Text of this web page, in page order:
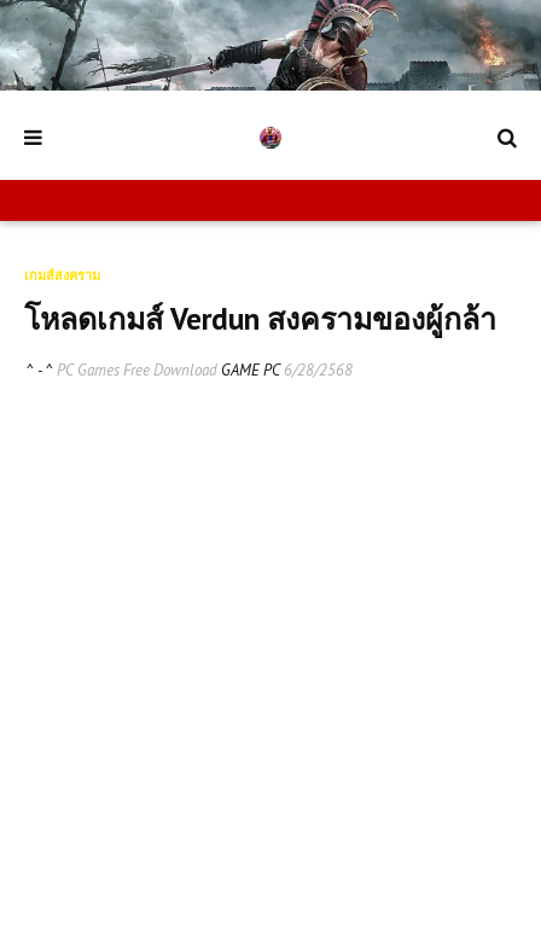
เกมส์สงคราม
โหลดเกมส์ Verdun สงครามของผู้กล้า
^ - ^ PC Games Free Download GAME PC6/28/2568